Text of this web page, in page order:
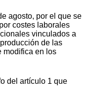
agosto, por el que se
costes laborales
vinculados a
de las
modifica en los
del artículo 1 que